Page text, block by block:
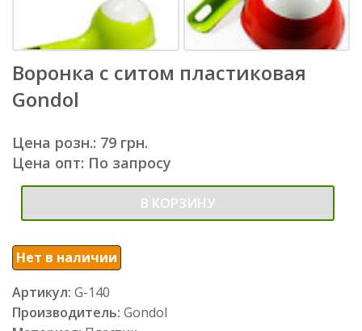
Воронка с ситом пластиковая
Gondol
Цена розн.: 79 грн.
Цена опт: По запросу
В КОРЗИНУ
Нет в наличии
Артикул: G-140
Производитель: Gondol